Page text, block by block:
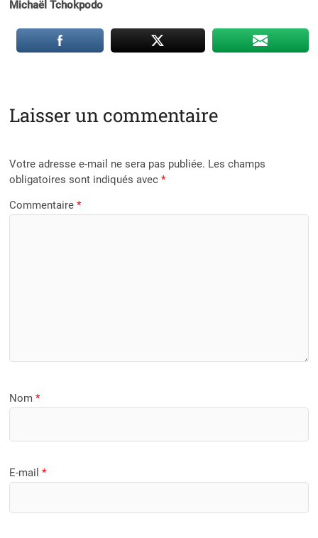
Michaël Tchokpodo
Laisser un commentaire
Votre adresse e-mail ne sera pas publiée. Les champs
obligatoires sont indiqués avec*
Commentaire*
Nom*
E-mail*